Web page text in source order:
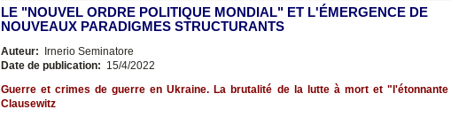
LE "NOUVEL ORDRE POLITIQUE MONDIAL" ET L'ÉMERGENCE DE
NOUVEAUX PARADIGMES STRUCTURANTS
Auteur:
Irnerio Seminatore
Date de publication: 15/4/2022
Guerre et crimes de guerre en Ukraine. La brutalité de la lutte à mort et
Clausewitz